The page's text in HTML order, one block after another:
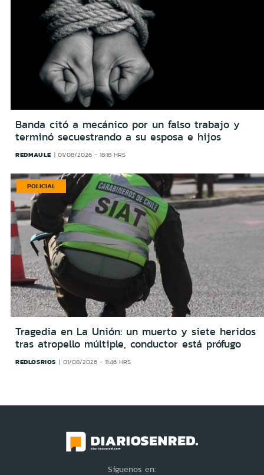
Banda citó a mecánico por un falso trabajo y
terminó secuestrando a su esposa e hijos
REDMAULE 01/08/2026 - 18:18 HRS
POLICIAL
Tragedia en La Unión: un muerto y siete heridos
tras atropello múltiple, conductor está prófugo
REDLOSRIOS 01/08/2026 - 11:46 HRS
Síguenos en: